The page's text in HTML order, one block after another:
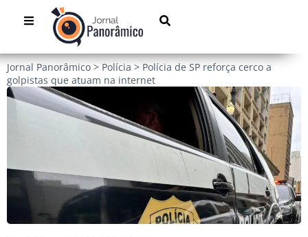
Jornal Panorâmico > Polícia > Polícia de SP reforça cerco a
golpistas que atuam na internet